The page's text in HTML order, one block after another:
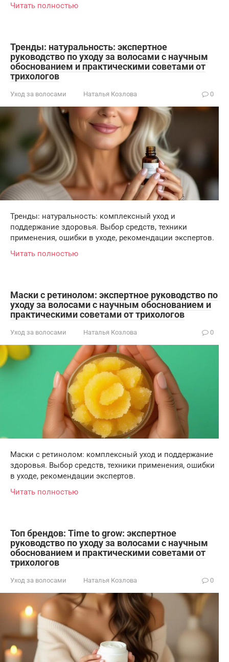
Читать полностью
Тренды: натуральность: экспертное
руководство по уходу за волосами с научным
обоснованием и практическими советами от
трихологов
Уход за волосами Наталья Козлова 0
Тренды: натуральность: комплексный уход и
поддержание здоровья. Выбор средств, техники
применения, ошибки в уходе, рекомендации экспертов.
Читать полностью
Маски с ретинолом: экспертное руководство по
уходу за волосами с научным обоснованием и
практическими советами от трихологов
Уход за волосами Наталья Козлова 0
Маски с ретинолом: комплексный уход и поддержание
здоровья. Выбор средств, техники применения, ошибки
в уходе, рекомендации экспертов.
Читать полностью
Топ брендов: Time to grow: экспертное
руководство по уходу за волосами с научным
обоснованием и практическими советами от
трихологов
Уход за волосами Наталья Козлова 0